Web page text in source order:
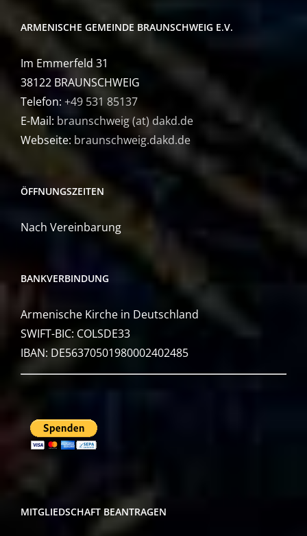
ARMENISCHE GEMEINDE BRAUNSCHWEIG E.V.
Im Emmerfeld 31
38122 BRAUNSCHWEIG
Telefon: +49 531 85137
E-Mail: braunschweig (at) dakd.de
Webseite: braunschweig.dakd.de
ÖFFNUNGSZEITEN
Nach Vereinbarung
BANKVERBINDUNG
Armenische Kirche in Deutschland
SWIFT-BIC: COLSDE33
IBAN: DE56370501980002402485
MITGLIEDSCHAFT BEANTRAGEN